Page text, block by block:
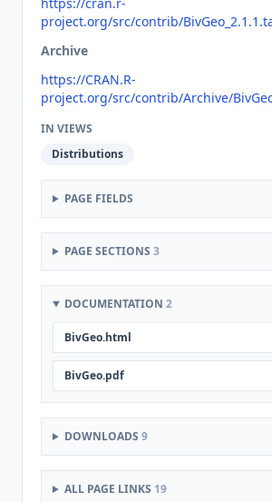
project.org/src/contrib/
Archive
https://CRAN.R-
project.org/src/contrib/Archive/
IN VIEWS
Distributions
PAGE FIELDS
PAGE SECTIONS 3
DOCUMENTATION 2
BivGeo.html
BivGeo.pdf
DOWNLOADS 9
ALL PAGE LINKS 19